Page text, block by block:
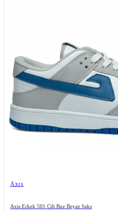
Axıs
Axis Erkek 501 Cilt Buz Beyaz Saks